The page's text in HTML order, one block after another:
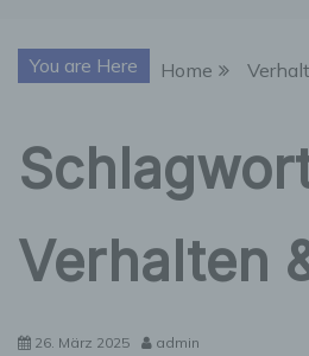
You are Here Home
Verhalten
26. März 2025 admin